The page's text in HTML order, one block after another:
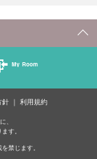
My Room
針 利用規約
、
す。
禁じます。